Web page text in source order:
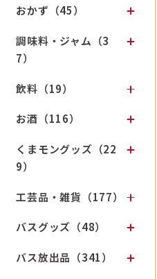
おかず（45）
調味料・ジャム（3
7）
飲料（19）
お酒（116）
くまモングッズ（22
9）
工芸品・雑貨（177）
バスグッズ（48）
バス放出品（341）